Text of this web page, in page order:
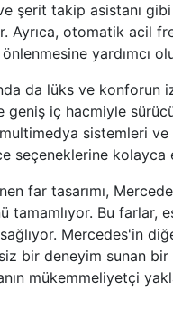
şerit takip asistanı
Ayrıca, otomatik acil
yardımcı
da lüks ve
geniş iç hacmiyle
sistemleri
seçeneklerine kolayca
far tasarımı,
tamamlıyor. Bu farlar,
Mercedes'in
bir deneyim sunan bir
mükemmeliyetçi